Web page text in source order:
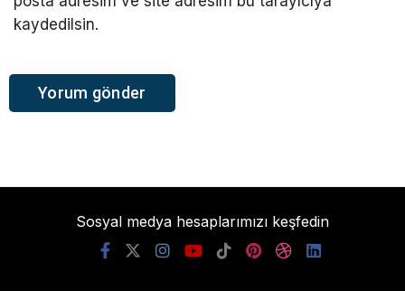
kaydedilsin.
Sosyal medya hesaplarımızı keşfedin